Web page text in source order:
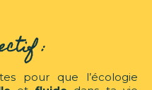
:
pour que l’écologie